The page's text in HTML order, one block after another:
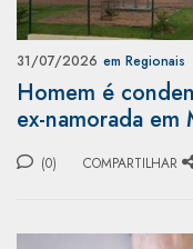
31/07/2026 em Regionais
Homem é
ex-namorada em
(0) COMPARTILHAR